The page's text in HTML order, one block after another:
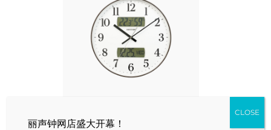
CFG724NR06
丽声钟网店盛大开幕！
CLOSE